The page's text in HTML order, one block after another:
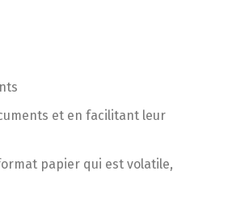
et en facilitant leur
papier qui est volatile,